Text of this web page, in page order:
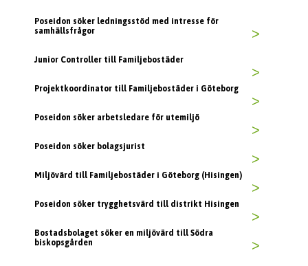
Poseidon söker ledningsstöd med intresse för
samhällsfrågor
>
Junior Controller till Familjebostäder
>
Projektkoordinator till Familjebostäder i Göteborg
>
Poseidon söker arbetsledare för utemiljö
>
Poseidon söker bolagsjurist
>
Miljövärd till Familjebostäder i Göteborg (Hisingen)
>
Poseidon söker trygghetsvärd till distrikt Hisingen
>
Bostadsbolaget söker en miljövärd till Södra
biskopsgården
>